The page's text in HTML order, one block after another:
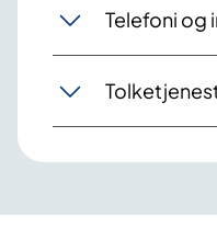
Telefoni og